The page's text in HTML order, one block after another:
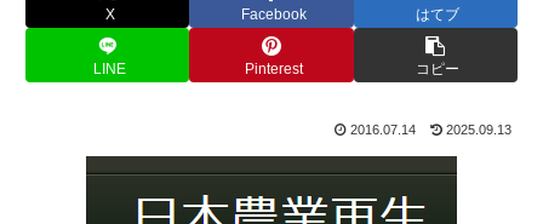
X Facebook はてブ
LINE Pinterest コピー
2016.07.14 2025.09.13